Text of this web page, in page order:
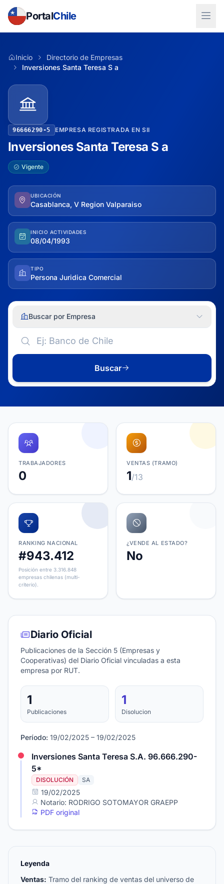
PortalChile
Inicio
Directorio de Empresas
Inversiones Santa Teresa S a
96666290-5 EMPRESA REGISTRADA EN SII
Inversiones Santa Teresa S a
Vigente
UBICACIÓN
Casablanca, V Region Valparaiso
INICIO ACTIVIDADES
08/04/1993
TIPO
Persona Juridica Comercial
Buscar por Empresa
Buscar
TRABAJADORES
0
VENTAS (TRAMO)
1/13
RANKING NACIONAL
#943.412
Posición entre 3.316.848
empresas chilenas (multi-
criterio).
¿VENDE AL ESTADO?
No
Diario Oficial
Publicaciones de la Sección 5 (Empresas y
Cooperativas) del Diario Oficial vinculadas a esta
empresa por RUT.
1
Publicaciones
1
Disolucion
Período: 19/02/2025 – 19/02/2025
Inversiones Santa Teresa S.A. 96.666.290-
5*
DISOLUCIÓN SA
19/02/2025
Notario: RODRIGO SOTOMAYOR GRAEPP
PDF original
Leyenda
Ventas: Tramo del ranking de ventas del universo de